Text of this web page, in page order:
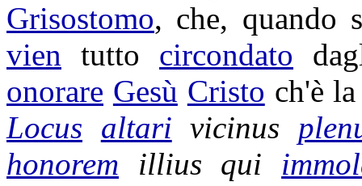
Grisostomo, che, quando
vien tutto circondato
onorare Gesù Cristo ch'è
Locus altari vicinus
honorem illius qui